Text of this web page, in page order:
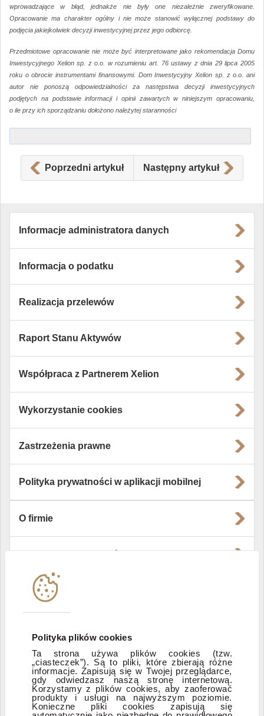
Polityka plików cookies
Ta strona używa plików cookies (tzw.
„ciasteczek”). Są to pliki, które zbierają różne
informacje. Zapisują się w Twojej przeglądarce,
gdy odwiedzasz naszą stronę internetową.
Korzystamy z plików cookies, aby zaoferować
produkty i usługi na najwyższym poziomie.
Konieczne pliki cookies zapisują się
wprowadzające w błąd, jednakże nie były one niezależnie zweryfikowane.
Opracowanie ma charakter ogólny i nie może stanowić wyłącznej podstawy do
podjęcia jakiejkolwiek decyzji inwestycyjnej przez jego odbiorcę.
Przedmiotowe opracowanie nie może być interpretowane jako rekomendacja Domu
Inwestycyjnego Xelion sp. z o.o. w rozumieniu art. 76 ustawy z dnia 29 lipca 2005
roku o obrocie instrumentami finansowymi. Dom Inwestycyjny Xelion sp. z o.o. ani
autor nie ponoszą odpowiedzialności za następstwa decyzji inwestycyjnych
podjętych na podstawie informacji i opinii zawartych w niniejszym opracowaniu,
o ile przy ich sporządzaniu dołożono należytej staranności
Poprzedni artykuł Następny artykuł
Informacje administratora danych
Informacja o podatku
Realizacja przelewów
Raport Stanu Aktywów
Współpraca z Partnerem Xelion
Wykorzystanie cookies
Zastrzeżenia prawne
Polityka prywatności w aplikacji mobilnej
O firmie
Instytucje współpracujące
Zastrzeżenia prawne
ESG